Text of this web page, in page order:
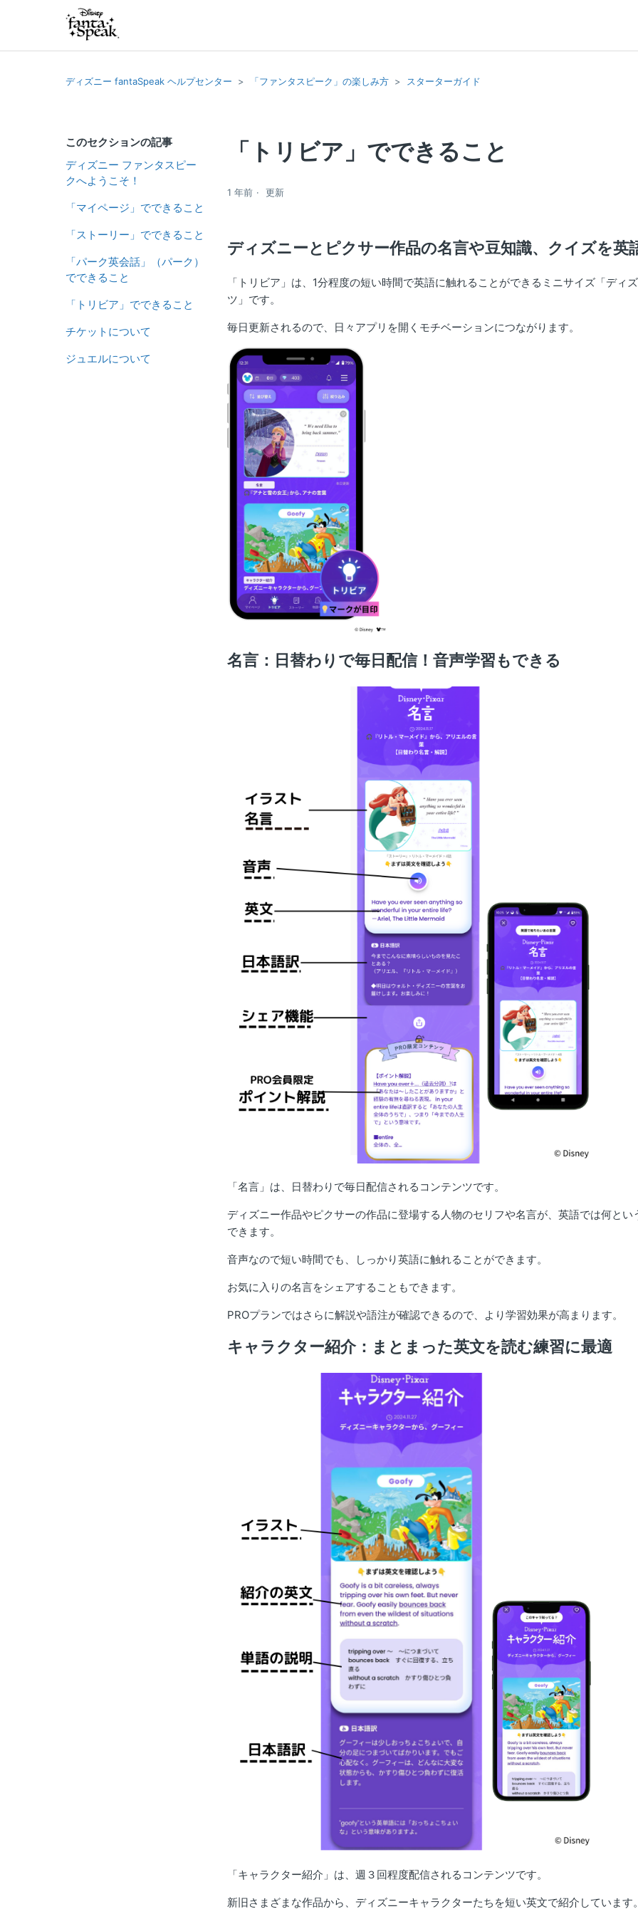
ディズニー fantaSpeak ヘルプセンター 「ファンタスピーク」の楽しみ方 スターターガイド
このセクションの記事
ディズニー ファンタスピー
クへようこそ！
「マイページ」でできること
「ストーリー」でできること
「パーク英会話」（パーク）
でできること
「トリビア」でできること
チケットについて
ジュエルについて
「トリビア」でできること
1 年前 更新
ディズニーとピクサー作品の名言や豆知識、クイズを英
「トリビア」は、1分程度の短い時間で英語に触れることができるミニサイズ「ディ
ツ」です。
毎日更新されるので、日々アプリを開くモチベーションにつながります。
名言：日替わりで毎日配信！音声学習もできる
「名言」は、日替わりで毎日配信されるコンテンツです。
ディズニー作品やピクサーの作品に登場する人物のセリフや名言が、英語では何とい
できます。
音声なので短い時間でも、しっかり英語に触れることができます。
お気に入りの名言をシェアすることもできます。
PROプランではさらに解説や語注が確認できるので、より学習効果が高まります。
キャラクター紹介：まとまった英文を読む練習に最適
「キャラクター紹介」は、週３回程度配信されるコンテンツです。
新旧さまざまな作品から、ディズニーキャラクターたちを短い英文で紹介しています。